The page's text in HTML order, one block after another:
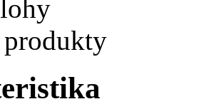
produkty